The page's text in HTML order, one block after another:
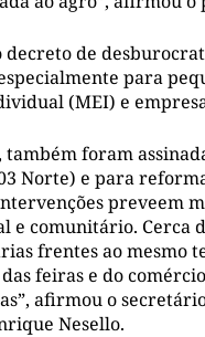
de
para
(MEI) e
foram
Norte) e para
preveem
e comunitário. Cerca
frentes ao
feiras e do
afirmou o
Nesello.